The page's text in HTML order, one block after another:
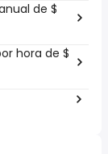
de $
hora de $